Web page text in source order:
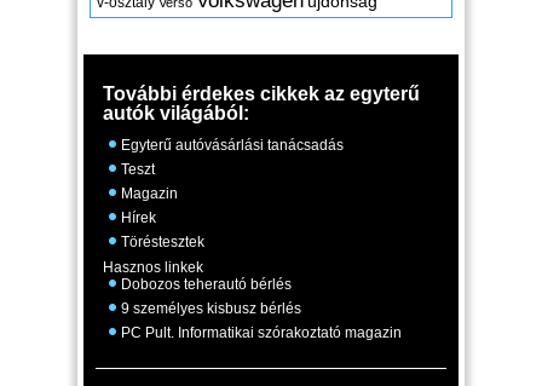
További érdekes cikkek az egyterű
autók világából:
Egyterű autóvásárlási tanácsadás
Teszt
Magazin
Hírek
Töréstesztek
Hasznos linkek
Dobozos teherautó bérlés
9 személyes kisbusz bérlés
PC Pult. Informatikai szórakoztató magazin